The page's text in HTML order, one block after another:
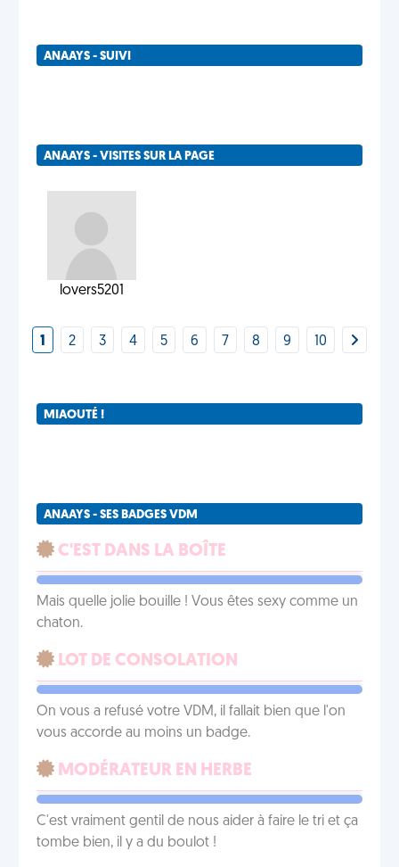
ANAAYS - SUIVI
ANAAYS - VISITES SUR LA PAGE
lovers5201
1 2 3 4 5 6 7 8 9 10
MIAOUTÉ !
ANAAYS - SES BADGES VDM
C'EST DANS LA BOÎTE
Mais quelle jolie bouille ! Vous êtes sexy comme un
chaton.
LOT DE CONSOLATION
On vous a refusé votre VDM, il fallait bien que l'on
vous accorde au moins un badge.
MODÉRATEUR EN HERBE
C'est vraiment gentil de nous aider à faire le tri et ça
tombe bien, il y a du boulot !